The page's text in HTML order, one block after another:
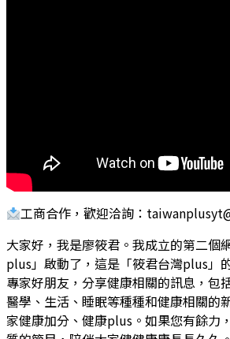
工商合作，歡迎洽詢：
大家好，我是廖筱君。我成立的第二個
plus」啟動了，這是「筱君台灣plus」
專家好朋友，分享健康相關的訊息，包
醫學、生活、睡眠等種種和健康相關的
家健康加分、健康plus。如果您有餘力